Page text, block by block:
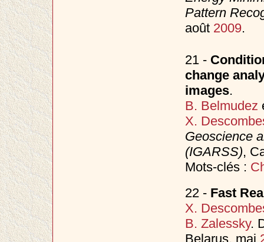
Pattern
août 2009.
21 -
change
images.
B. Belmudez
X.
Geoscience
(IGARSS),
Mots-clés :
22 - Fast
X.
B. Zalessky.
Belarus, mai